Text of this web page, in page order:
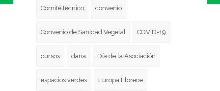
Comité técnico convenio
Convenio de Sanidad Vegetal COVID-19
cursos dana Día de la Asociación
espacios verdes Europa Florece